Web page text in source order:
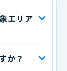
エリア
か？